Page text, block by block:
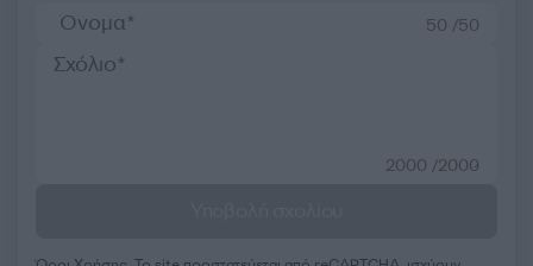
50 /50
2000 /2000